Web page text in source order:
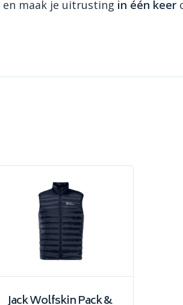
en maak je uitrusting in één keer